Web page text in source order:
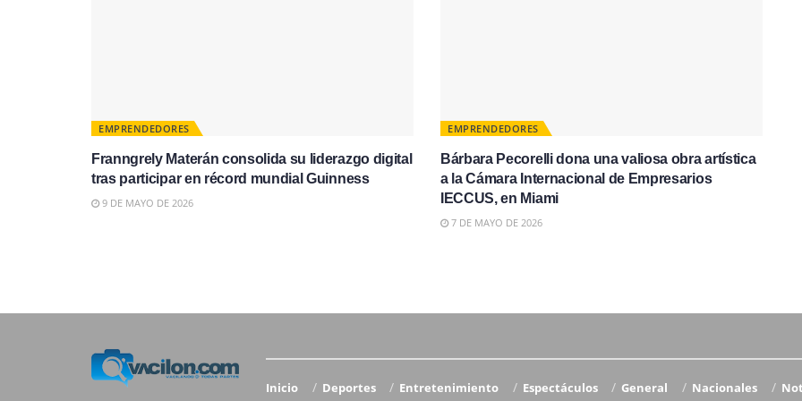
EMPRENDEDORES
Franngrely Materán consolida su liderazgo digital
tras participar en récord mundial Guinness
9 DE MAYO DE 2026
EMPRENDEDORES
Bárbara Pecorelli dona una valiosa obra artística
a la Cámara Internacional de Empresarios
IECCUS, en Miami
7 DE MAYO DE 2026
Inicio Deportes Entretenimiento Espectáculos General Nacionales